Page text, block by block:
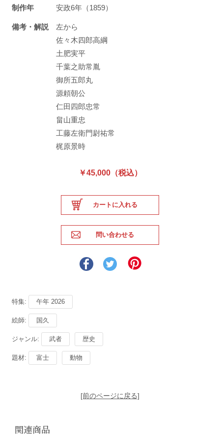
制作年 安政6年（1859）
備考・解説
左から
佐々木四郎高綱
土肥実平
千葉之助常胤
御所五郎丸
源頼朝公
仁田四郎忠常
畠山重忠
工藤左衛門尉祐常
梶原景時
￥45,000（税込）
特集: 午年 2026
絵師: 国久
ジャンル: 武者 歴史
題材: 富士 動物
[前のページに戻る]
関連商品